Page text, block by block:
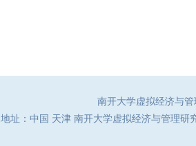
南开大学虚拟经济与
地址：中国 天津 南开大学虚拟经济与管理研